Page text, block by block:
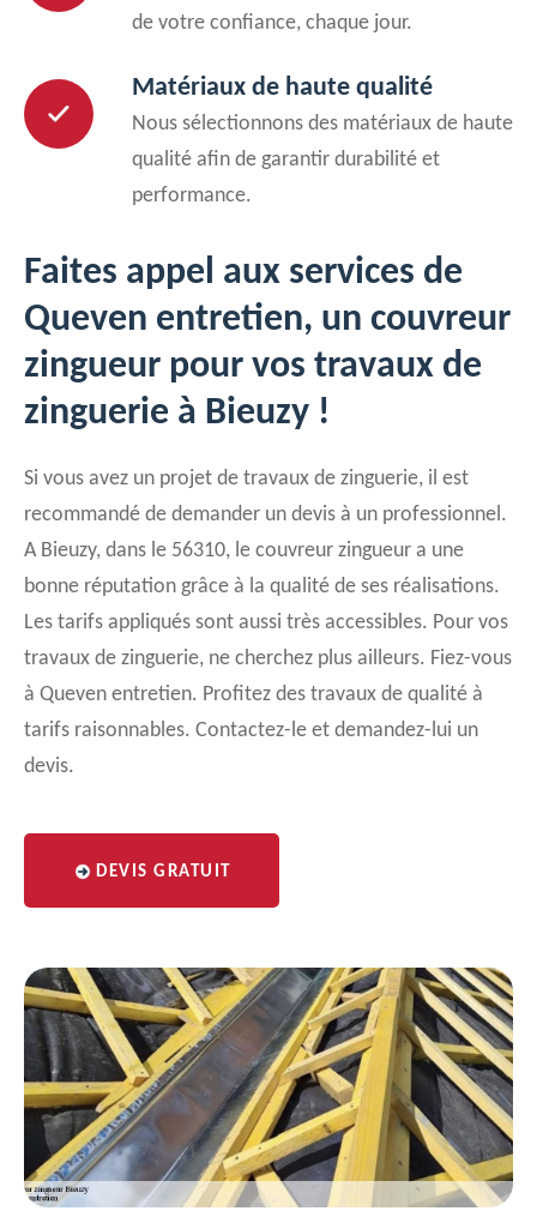
de votre confiance, chaque jour.
Matériaux de haute qualité
Nous sélectionnons des matériaux de haute
qualité afin de garantir durabilité et
performance.
Faites appel aux services de
Queven entretien, un couvreur
zingueur pour vos travaux de
zinguerie à Bieuzy !
Si vous avez un projet de travaux de zinguerie, il est
recommandé de demander un devis à un professionnel.
A Bieuzy, dans le 56310, le couvreur zingueur a une
bonne réputation grâce à la qualité de ses réalisations.
Les tarifs appliqués sont aussi très accessibles. Pour vos
travaux de zinguerie, ne cherchez plus ailleurs. Fiez-vous
à Queven entretien. Profitez des travaux de qualité à
tarifs raisonnables. Contactez-le et demandez-lui un
devis.
DEVIS GRATUIT